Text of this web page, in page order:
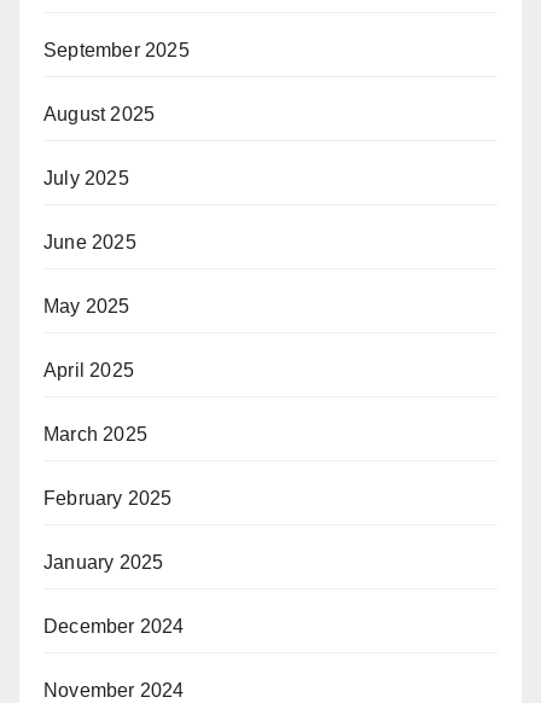
September 2025
August 2025
July 2025
June 2025
May 2025
April 2025
March 2025
February 2025
January 2025
December 2024
November 2024